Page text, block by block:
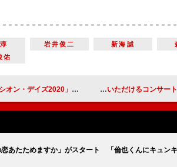
岩井俊二 新海誠
佑
代だからこそエンタメで心を癒やしてもらえたら」
あたためますか」がスタート 「倫也くんにキュン